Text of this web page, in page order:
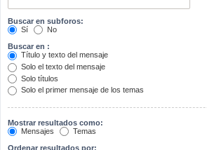
Buscar en subforos:
Sí
No
Buscar en :
Título y texto del mensaje
Solo el texto del mensaje
Solo títulos
Solo el primer mensaje de los temas
Mostrar resultados como:
Mensajes
Temas
Ordenar resultados por: